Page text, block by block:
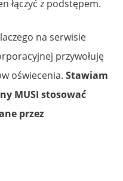
łączyć z podstępem.
na serwisie
przywołuję
oświecenia. Stawiam
MUSI stosować
przez